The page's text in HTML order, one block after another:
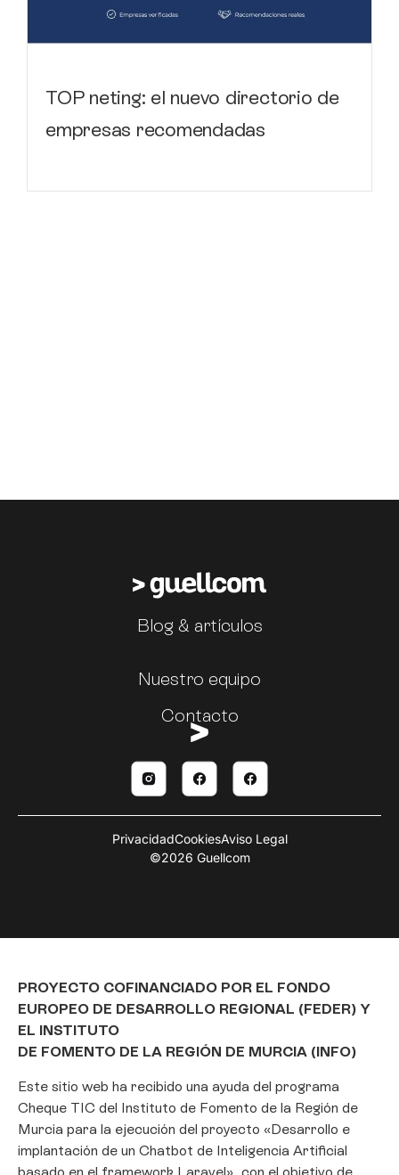
Gestionar consentimiento
TOP neting: el nuevo directorio de
empresas recomendadas
Blog & artículos
Nuestro equipo
Contacto
©2026 Guellcom
PrivacidadCookiesAviso Legal
PROYECTO COFINANCIADO POR EL FONDO
EUROPEO DE DESARROLLO REGIONAL (FEDER) Y
EL INSTITUTO
DE FOMENTO DE LA REGIÓN DE MURCIA (INFO)
Este sitio web ha recibido una ayuda del programa
Cheque TIC del Instituto de Fomento de la Región de
Murcia para la ejecución del proyecto «Desarrollo e
implantación de un Chatbot de Inteligencia Artificial